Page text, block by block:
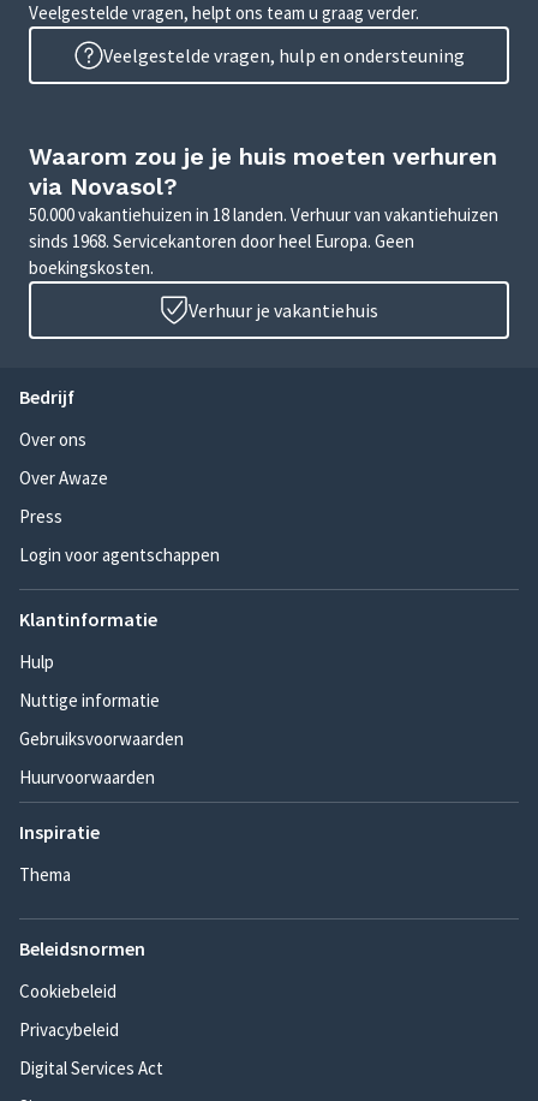
Veelgestelde vragen, helpt ons team u graag verder.
Veelgestelde vragen, hulp en ondersteuning
Waarom zou je je huis moeten verhuren
via Novasol?
50.000 vakantiehuizen in 18 landen. Verhuur van vakantiehuizen
sinds 1968. Servicekantoren door heel Europa. Geen
boekingskosten.
Verhuur je vakantiehuis
Bedrijf
Over ons
Over Awaze
Press
Login voor agentschappen
Klantinformatie
Hulp
Nuttige informatie
Gebruiksvoorwaarden
Huurvoorwaarden
Inspiratie
Thema
Beleidsnormen
Cookiebeleid
Privacybeleid
Digital Services Act